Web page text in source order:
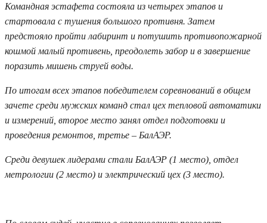
Командная эстафета состояла из четырех этапов и
стартовала с тушения большого противня. Затем
предстояло пройти лабиринт и потушить противопожарной
кошмой малый противень, преодолеть забор и в завершение
поразить мишень струей воды.
По итогам всех этапов победителем соревнований в общем
зачете среди мужских команд стал цех тепловой автоматики
и измерений, второе место занял отдел подготовки и
проведения ремонтов, третье – БалАЭР.
Среди девушек лидерами стали БалАЭР (1 место), отдел
метрологии (2 место) и электрический цех (3 место).